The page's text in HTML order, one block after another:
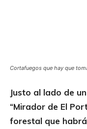
Cortafuegos que hay que
Justo al lado de
“Mirador de El
forestal que